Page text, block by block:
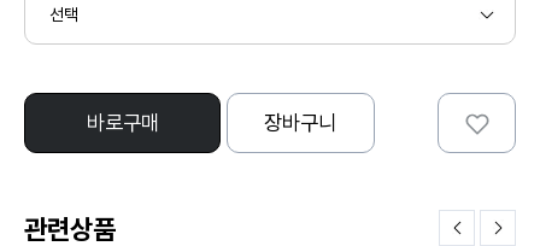
바로구매 장바구니
관련상품